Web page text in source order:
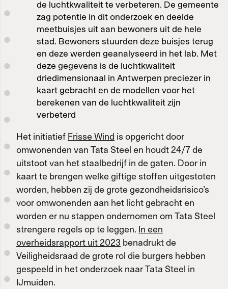
de luchtkwaliteit te verbeteren. De gemeente
zag potentie in dit onderzoek en deelde
meetbuisjes uit aan bewoners uit de hele
stad. Bewoners stuurden deze buisjes terug
en deze werden geanalyseerd in het lab. Met
deze gegevens is de luchtkwaliteit
driedimensionaal in Antwerpen preciezer in
kaart gebracht en de modellen voor het
berekenen van de luchtkwaliteit zijn
verbeterd
Het initiatief Frisse Wind is opgericht door
omwonenden van Tata Steel en houdt 24/7 de
uitstoot van het staalbedrijf in de gaten. Door in
kaart te brengen welke giftige stoffen uitgestoten
worden, hebben zij de grote gezondheidsrisico’s
voor omwonenden aan het licht gebracht en
worden er nu stappen ondernomen om Tata Steel
strengere regels op te leggen. In een
overheidsrapport uit 2023 benadrukt de
Veiligheidsraad de grote rol die burgers hebben
gespeeld in het onderzoek naar Tata Steel in
IJmuiden.